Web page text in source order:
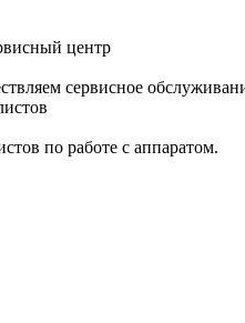
сервисное
по работе с аппаратом.